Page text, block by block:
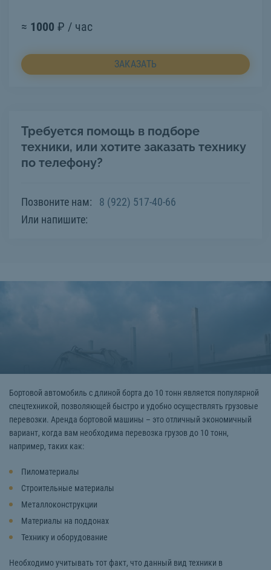
≈ 1000 ₽ / час
ЗАКАЗАТЬ
Требуется помощь в подборе
техники, или хотите заказать технику
по телефону?
Позвоните нам:
8 (922) 517-40-66
Или напишите:
Бортовой автомобиль с длиной борта до 10 тонн является популярной
спецтехникой, позволяющей быстро и удобно осуществлять грузовые
перевозки. Аренда бортовой машины – это отличный экономичный
вариант, когда вам необходима перевозка грузов до 10 тонн,
например, таких как:
Пиломатериалы
Строительные материалы
Металлоконструкции
Материалы на поддонах
Технику и оборудование
Необходимо учитывать тот факт, что данный вид техники в